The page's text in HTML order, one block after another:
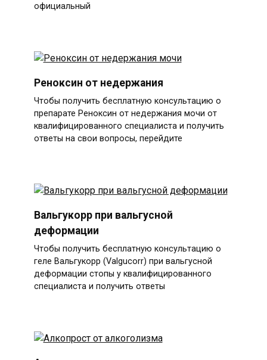
официальный
Реноксин от недержания
Чтобы получить бесплатную консультацию о
препарате Реноксин от недержания мочи от
квалифицированного специалиста и получить
ответы на свои вопросы, перейдите
Вальгукорр при вальгусной
деформации
Чтобы получить бесплатную консультацию о
геле Вальгукорр (Valgucorr) при вальгусной
деформации стопы у квалифицированного
специалиста и получить ответы